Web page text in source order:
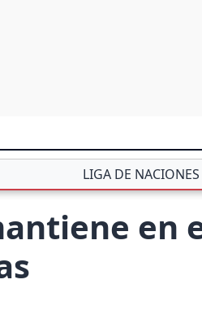
LIGA DE
en